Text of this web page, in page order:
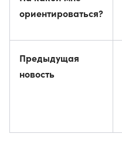
ориентироваться?
Предыдущая
новость